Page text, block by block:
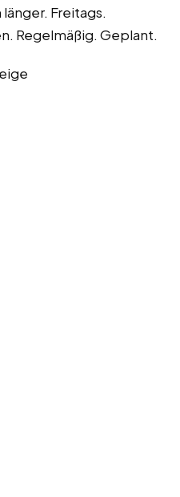
Freitags.
Regelmäßig. Geplant.